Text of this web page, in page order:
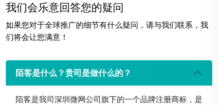
我们会乐意回答您的疑问
如果您对于全球推广的细节有什么疑问，请与我们联系，我
们将会让您满意！
陌客是什么？贵司是做什么的？
陌客是我司深圳微网公司旗下的一个品牌注册商标，是